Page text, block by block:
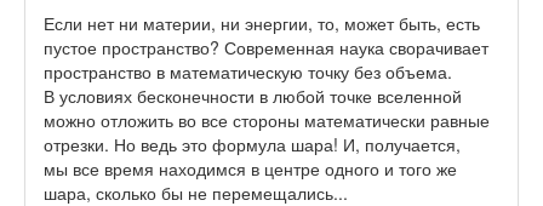
Если нет ни материи, ни энергии, то, может быть, есть
пустое пространство? Современная наука сворачивает
пространство в математическую точку без объема.
В условиях бесконечности в любой точке вселенной
можно отложить во все стороны математически равные
отрезки. Но ведь это формула шара! И, получается,
мы все время находимся в центре одного и того же
шара, сколько бы не перемещались...